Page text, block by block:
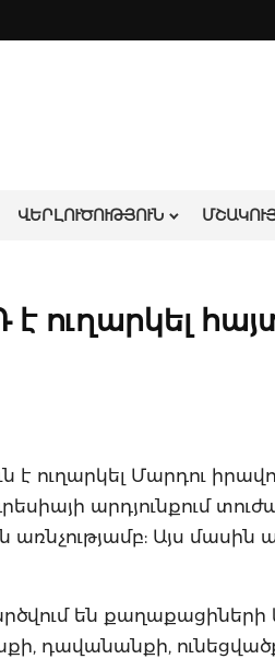
ՎԵՐԼՈՒԾՈՒԹՅՈՒՆ
ուղարկել
է ուղարկել Մարդու
արդյունքում
Այս
են
դավանանքի,